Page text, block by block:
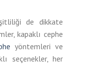
de dikkate
kapaklı cephe
yöntemleri ve
seçenekler, her